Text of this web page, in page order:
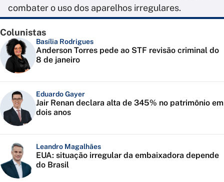
combater o uso dos aparelhos irregulares.
Colunistas
Basília Rodrigues
Anderson Torres pede ao STF revisão criminal do
8 de janeiro
Eduardo Gayer
Jair Renan declara alta de 345% no patrimônio em
dois anos
Leandro Magalhães
EUA: situação irregular da embaixadora depende
do Brasil